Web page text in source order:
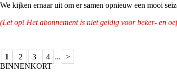
We kijken ernaar uit om er samen opnieuw een mooi
(Let op! Het abonnement is niet geldig voor beker- en
1 2 3 4 ...
>
BINNENKORT